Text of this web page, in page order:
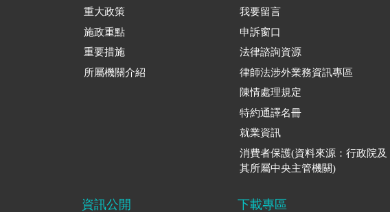
重大政策
施政重點
重要措施
所屬機關介紹
我要留言
申訴窗口
法律諮詢資源
律師法涉外業務資訊專區
陳情處理規定
特約通譯名冊
就業資訊
消費者保護(資料來源：行政院及
其所屬中央主管機關)
資訊公開 下載專區